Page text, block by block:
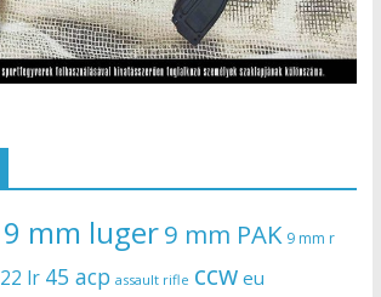
9 mm luger9 mm PAK 9 mm r
22 lr 45 acp assault rifle ccw eu